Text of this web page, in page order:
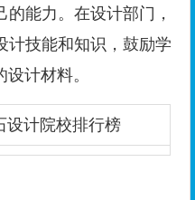
能力。在设计部门，
计技能和知识，鼓励学
计材料。